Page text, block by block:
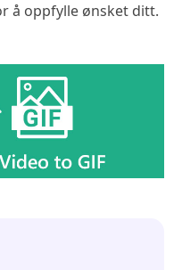
å oppfylle ønsket ditt.